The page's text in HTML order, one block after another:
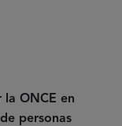
la ONCE en
personas